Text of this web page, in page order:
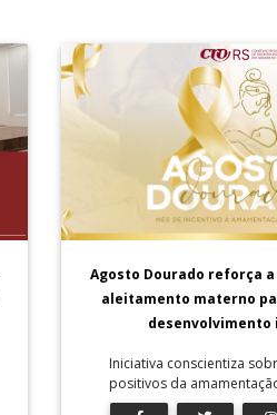
Agosto Dourado reforça
aleitamento materno
Iniciativa conscientiza
positivos da